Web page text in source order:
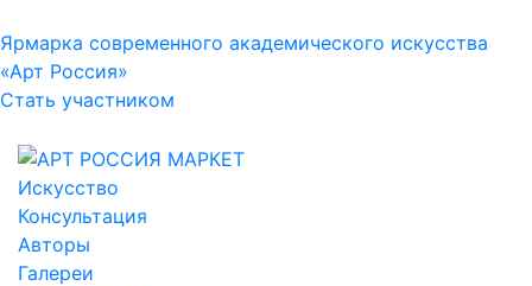
Ярмарка современного академического искусства
«Арт Россия»
Стать участником
Искусство
Консультация
Авторы
Галереи